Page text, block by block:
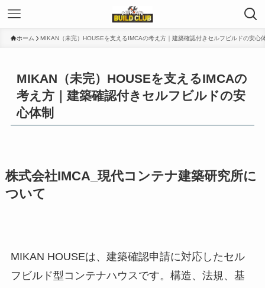
ホーム MIKAN（未完）HOUSEを支えるIMCAの考え方｜建築確認付きセルフビルドの安心
MIKAN（未完）HOUSEを支えるIMCAの
考え方｜建築確認付きセルフビルドの安
心体制
株式会社IMCA_現代コンテナ建築研究所に
ついて
MIKAN HOUSEは、建築確認申請に対応したセル
フビルド型コンテナハウスです。構造、法規、基